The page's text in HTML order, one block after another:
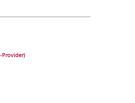
‑Provider)